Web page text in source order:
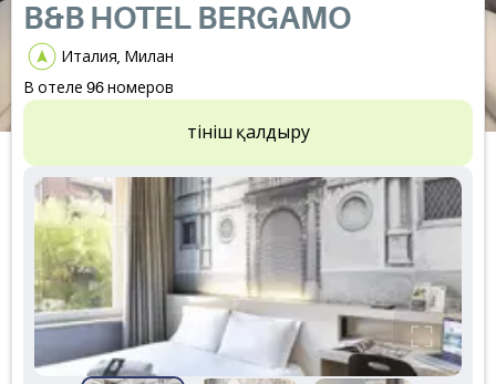
B&B HOTEL BERGAMO
Италия, Милан
В отеле 96 номеров
Өтініш қалдыру